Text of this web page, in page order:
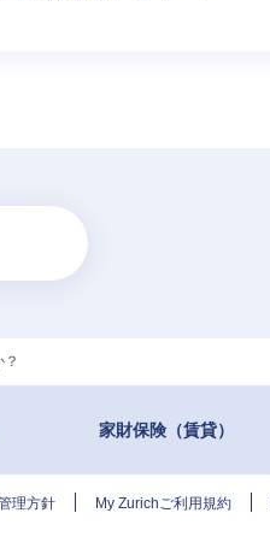
家財保険（賃貸）
理方針 My Zurichご利用規約